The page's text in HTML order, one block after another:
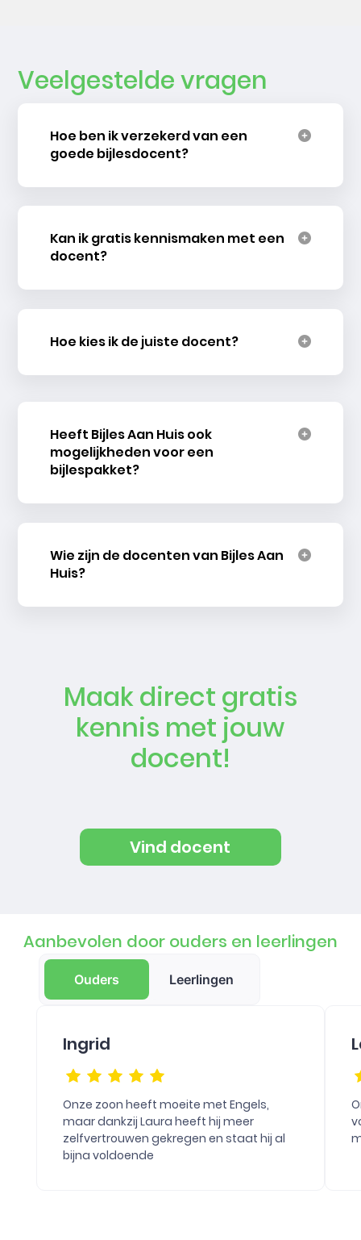
Veelgestelde vragen
Hoe ben ik verzekerd van een
goede bijlesdocent?
Kan ik gratis kennismaken met een
docent?
Hoe kies ik de juiste docent?
Heeft Bijles Aan Huis ook
mogelijkheden voor een
bijlespakket?
Wie zijn de docenten van Bijles Aan
Huis?
Maak direct gratis
kennis met jouw
docent!
Vind docent
Aanbevolen door ouders en leerlingen
Ouders Leerlingen
Ingrid
Onze zoon heeft moeite met Engels,
maar dankzij Laura heeft hij meer
zelfvertrouwen gekregen en staat hij al
bijna voldoende